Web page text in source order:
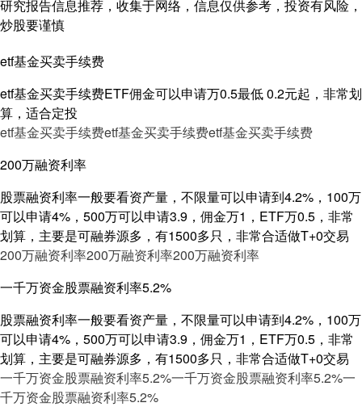
研究报告信息推荐，收集于网络，信息仅供参考，投资有风险，
炒股要谨慎
etf基金买卖手续费
etf基金买卖手续费ETF佣金可以申请万0.5最低 0.2元起，非常划
算，适合定投
etf基金买卖手续费etf基金买卖手续费etf基金买卖手续费
200万融资利率
股票融资利率一般要看资产量，不限量可以申请到4.2%，100万
可以申请4%，500万可以申请3.9，佣金万1，ETF万0.5，非常
划算，主要是可融券源多，有1500多只，非常合适做T+0交易
200万融资利率200万融资利率200万融资利率
一千万资金股票融资利率5.2%
股票融资利率一般要看资产量，不限量可以申请到4.2%，100万
可以申请4%，500万可以申请3.9，佣金万1，ETF万0.5，非常
划算，主要是可融券源多，有1500多只，非常合适做T+0交易
一千万资金股票融资利率5.2%一千万资金股票融资利率5.2%一
千万资金股票融资利率5.2%